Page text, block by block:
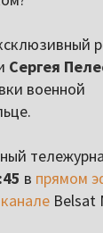
Сергея
военной
в прямом
Belsat